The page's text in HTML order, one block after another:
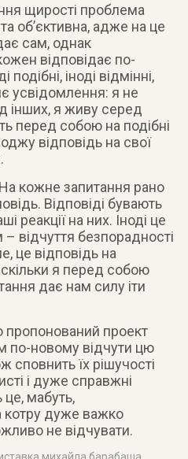
щирості проблема
об’єктивна, адже на це
сам, однак
відповідає по-
подібні, іноді відмінні,
усвідомлення: я не
інших, я живу серед
перед собою на подібні
відповідь на свої
кожне запитання рано
Відповіді бувають
реакції на них. Іноді це
відчуття безпорадності
це відповідь на
я перед собою
дає нам силу іти
проект
по-новому відчути цю
сповнить їх рішучості
і дуже справжні
це, мабуть,
котру дуже важко
не відчувати.
михайла барабаша